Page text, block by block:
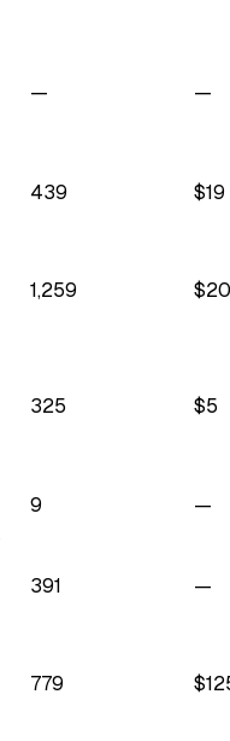
— —
439 $19
1,259 $
325 $5
9 —
391 —
779 $